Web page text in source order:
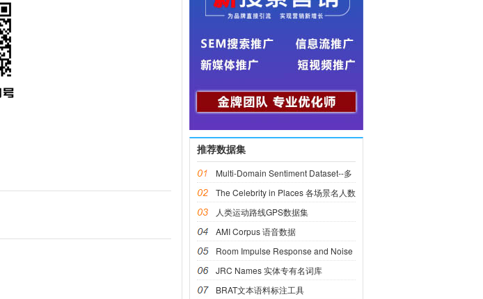
推荐数据集
Multi-Domain Sentiment Dataset--多
域情感数据集
The Celebrity in Places 各场景名人数
据集
人类运动路线GPS数据集
AMI Corpus 语音数据
Room Impulse Response and Noise
语音数据
JRC Names 实体专有名词库
BRAT文本语料标注工具